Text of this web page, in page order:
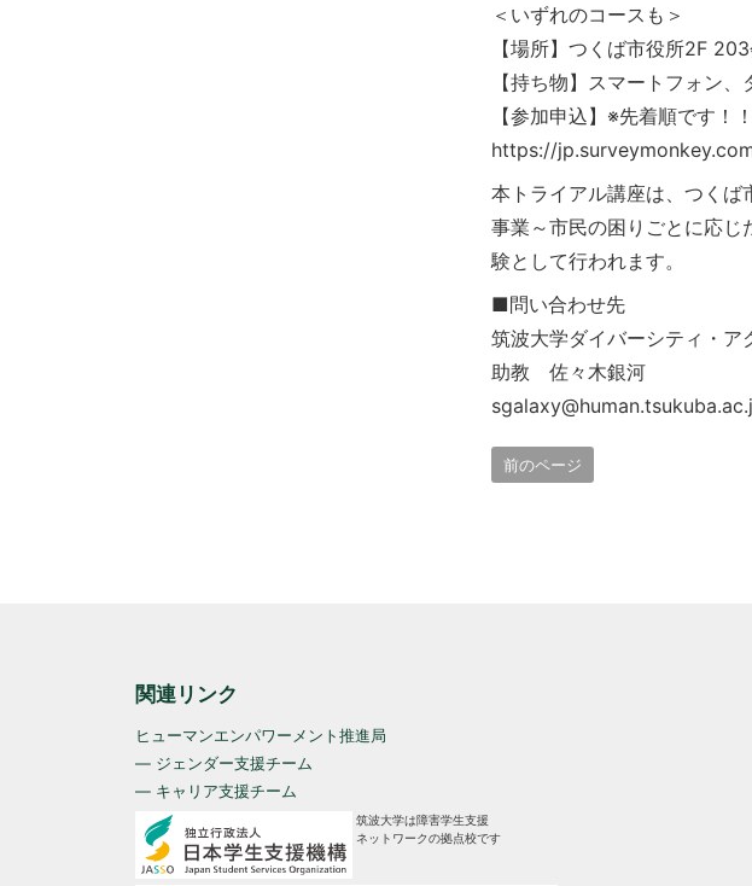
＜いずれのコースも＞
【場所】つくば市役所2F
【持ち物】スマートフォン
【参加申込】※先着順です！！
https://
本トライアル講座は、つく
事業～市民の困りごとに応
験として行われます。
■問い合わせ先
筑波大学ダイバーシティ・ア
助教 佐々木銀河
前のページ
関連リンク
ヒューマンエンパワーメント推進局
— ジェンダー支援チーム
— キャリア支援チーム
筑波大学は障害学生支援
ネットワークの拠点校です